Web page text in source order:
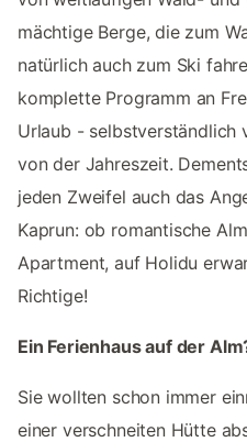
mächtige Berge, die zum
natürlich auch zum Ski
komplette Programm an
Urlaub - selbstverständlich
von der Jahreszeit.
jeden Zweifel auch das
Kaprun: ob romantische
Apartment, auf Holidu
Richtige!
Ein Ferienhaus auf der
Sie wollten schon immer
einer verschneiten Hütte